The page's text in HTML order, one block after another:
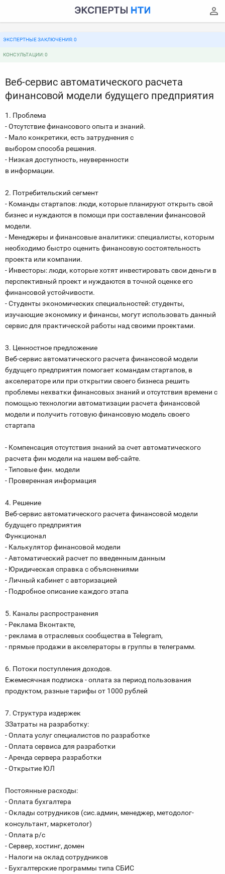
ЭКСПЕРТНЫЕ ЗАКЛЮЧЕНИЯ: 0
КОНСУЛЬТАЦИИ: 0
Веб-сервис автоматического расчета
финансовой модели будущего предприятия
1. Проблема
- Отсутствие финансового опыта и знаний.
- Мало конкретики, есть затруднения с
выбором способа решения.
- Низкая доступность, неуверенности
в информации.
2. Потребительский сегмент
- Команды стартапов: люди, которые планируют открыть свой
бизнес и нуждаются в помощи при составлении финансовой
модели.
- Менеджеры и финансовые аналитики: специалисты, которым
необходимо быстро оценить финансовую состоятельность
проекта или компании.
- Инвесторы: люди, которые хотят инвестировать свои деньги в
перспективный проект и нуждаются в точной оценке его
финансовой устойчивости.
- Студенты экономических специальностей: студенты,
изучающие экономику и финансы, могут использовать данный
сервис для практической работы над своими проектами.
3. Ценностное предложение
Веб-сервис автоматического расчета финансовой модели
будущего предприятия помогает командам стартапов, в
акселераторе или при открытии своего бизнеса решить
проблемы нехватки финансовых знаний и отсутствия времени с
помощью технологии автоматизации расчета финансовой
модели и получить готовую финансовую модель своего
стартапа
- Компенсация отсутствия знаний за счет автоматического
расчета фин модели на нашем веб-сайте.
- Типовые фин. модели
- Проверенная информация
4. Решение
Веб-сервис автоматического расчета финансовой модели
будущего предприятия
Функционал
- Калькулятор финансовой модели
- Автоматический расчет по введенным данным
- Юридическая справка с объяснениями
- Личный кабинет с авторизацией
- Подробное описание каждого этапа
5. Каналы распространения
- Реклама Вконтакте,
- реклама в отраслевых сообщества в Telegram,
- прямые продажи в акселераторы в группы в телеграмм.
6. Потоки поступления доходов.
Ежемесячная подписка - оплата за период пользования
продуктом, разные тарифы от 1000 рублей
7. Структура издержек
ЗЗатраты на разработку:
- Оплата услуг специалистов по разработке
- Оплата сервиса для разработки
- Аренда сервера разработки
- Открытие ЮЛ
Постоянные расходы:
- Оплата бухгалтера
- Оклады сотрудников (сис.админ, менеджер, методолог-
консультант, маркетолог)
- Оплата р/с
- Сервер, хостинг, домен
- Налоги на оклад сотрудников
- Бухгалтерские программы типа СБИС